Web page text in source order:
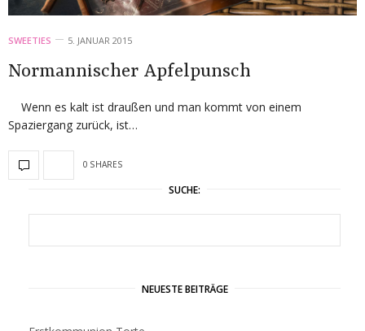
SWEETIES 5. JANUAR 2015
Normannischer Apfelpunsch
Wenn es kalt ist draußen und man kommt von einem
Spaziergang zurück, ist…
0 SHARES
SUCHE:
NEUESTE BEITRÄGE